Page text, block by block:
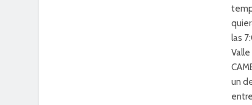
las
un